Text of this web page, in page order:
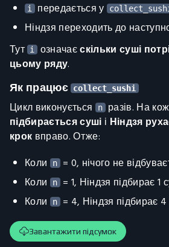
i передається у
Ніндзя переходить до
Тут i означаєскільки суші
цьому ряду.
Як працює collect_sushi
Цикл виконується n разів. На
підбирається суші і Ніндзя
крок вправо. Отже:
Коли
n = 0, нічого не
Коли
n = 1, Ніндзя підбирає 1
Коли
n = 4, Ніндзя підбирає 4
Завантажити підсумок